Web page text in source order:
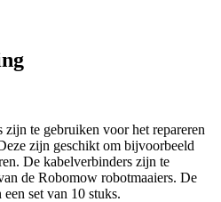
te gebruiken voor het repareren
zijn geschikt om bijvoorbeeld
De kabelverbinders zijn te
de Robomow robotmaaiers. De
set van 10 stuks.